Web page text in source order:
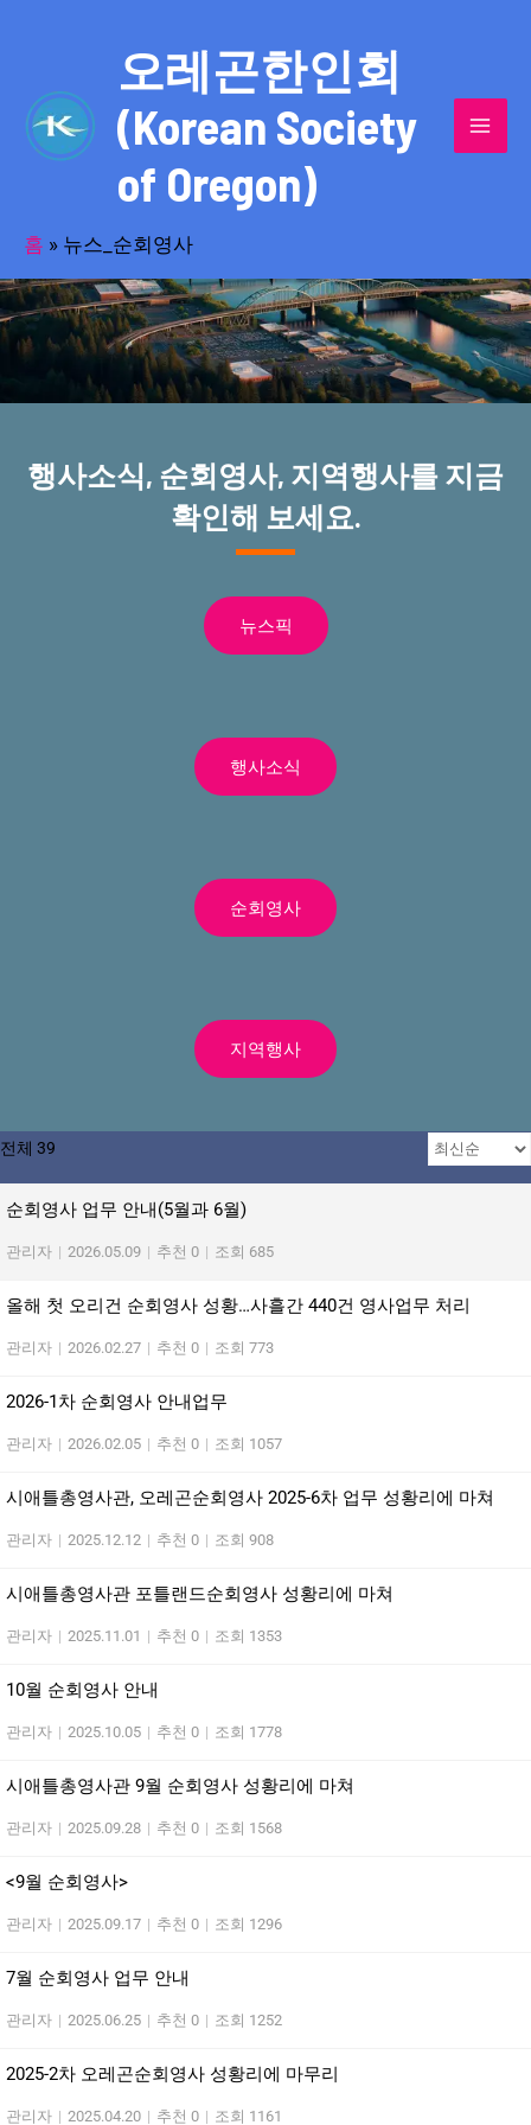
오레곤한인회
(Korean Society
of Oregon)
홈 » 뉴스_순회영사
반세기의 세월을 품고 동포사회를 섬겨온
오레곤한인회!
행사소식, 순회영사, 지역행사를 지금
확인해 보세요.
뉴스픽
행사소식
순회영사
지역행사
전체 39
순회영사 업무 안내(5월과 6월)
관리자 | 2026.05.09 | 추천 0 | 조회 685
올해 첫 오리건 순회영사 성황…사흘간 440건 영사업무 처리
관리자 | 2026.02.27 | 추천 0 | 조회 773
2026-1차 순회영사 안내업무
관리자 | 2026.02.05 | 추천 0 | 조회 1057
시애틀총영사관, 오레곤순회영사 2025-6차 업무 성황리에 마쳐
관리자 | 2025.12.12 | 추천 0 | 조회 908
시애틀총영사관 포틀랜드순회영사 성황리에 마쳐
관리자 | 2025.11.01 | 추천 0 | 조회 1353
10월 순회영사 안내
관리자 | 2025.10.05 | 추천 0 | 조회 1778
시애틀총영사관 9월 순회영사 성황리에 마쳐
관리자 | 2025.09.28 | 추천 0 | 조회 1568
<9월 순회영사>
관리자 | 2025.09.17 | 추천 0 | 조회 1296
7월 순회영사 업무 안내
관리자 | 2025.06.25 | 추천 0 | 조회 1252
2025-2차 오레곤순회영사 성황리에 마무리
관리자 | 2025.04.20 | 추천 0 | 조회 1161